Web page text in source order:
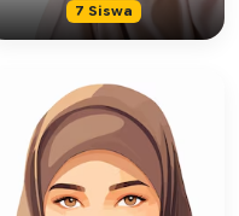
7 Siswa